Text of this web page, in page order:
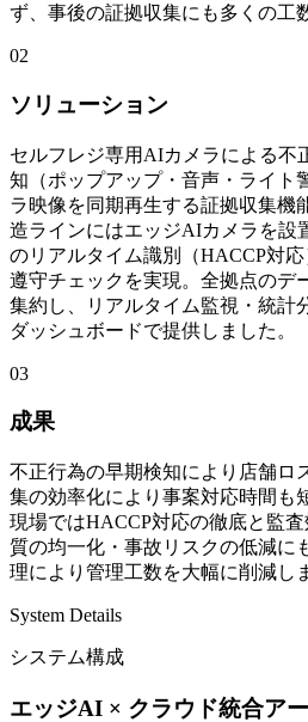
ず、事後の証拠収集にも多くの工
02
ソリューション
セルフレジ専用AIカメラによる不
知（ポップアップ・音声・ライト
ラ映像を同期再生する証拠収集機
造ラインにはエッジAIカメラを設
のリアルタイム識別（HACCP対
遵守チェックを実現。全拠点のデ
集約し、リアルタイム監視・統計
ダッシュボードで提供しました。
03
成果
不正行為の早期検知により店舗ロ
集の効率化により事案対応時間も
現場ではHACCP対応の徹底と監
質の均一化・事故リスクの低減に
理により管理工数を大幅に削減し
System Details
システム構成
エッジAI × クラウド統合ア